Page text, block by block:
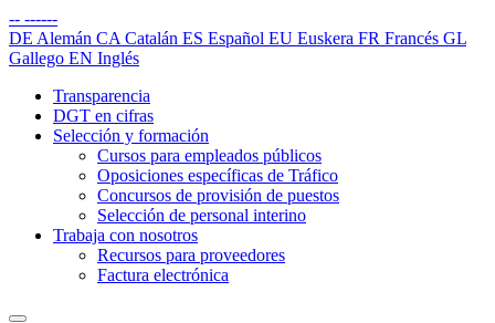
-- ------
DE Alemán CA Catalán ES Español EU Euskera FR Francés GL
Gallego EN Inglés
Transparencia
DGT en cifras
Selección y formación
Cursos para empleados públicos
Oposiciones específicas de Tráfico
Concursos de provisión de puestos
Selección de personal interino
Trabaja con nosotros
Recursos para proveedores
Factura electrónica